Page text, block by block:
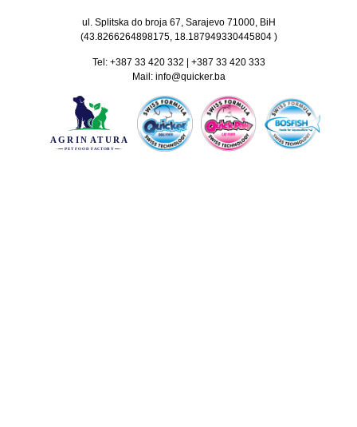
ul. Splitska do broja 67, Sarajevo 71000, BiH
(43.8266264898175, 18.187949330445804)
Tel: +387 33 420 332
+387 33 420 333
Mail: info@quicker.ba